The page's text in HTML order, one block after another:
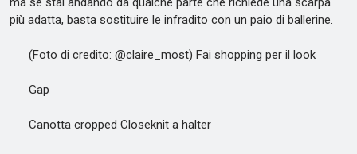
più adatta, basta sostituire le infradito con un paio di ballerine.
(Foto di credito: @claire_most) Fai shopping per il look
Gap
Canotta cropped Closeknit a halter